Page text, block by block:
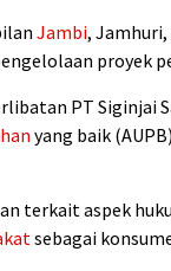
Jambi,
proyek
PT Siginjai
yang baik
terkait aspek
sebagai